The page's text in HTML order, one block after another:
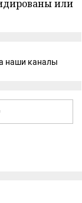
или
наши каналы